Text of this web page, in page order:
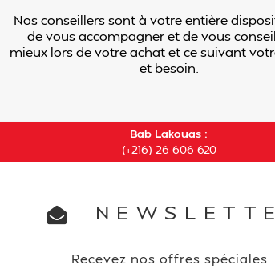
Nos conseillers sont à votre entière
de vous accompagner et de vous
mieux lors de votre achat et ce suivant
et besoin.
Bab Lakouas :
(+216) 26 606 620
Recevez nos offres spéciales